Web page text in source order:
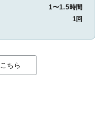
1〜1.5時間
1回
ちら